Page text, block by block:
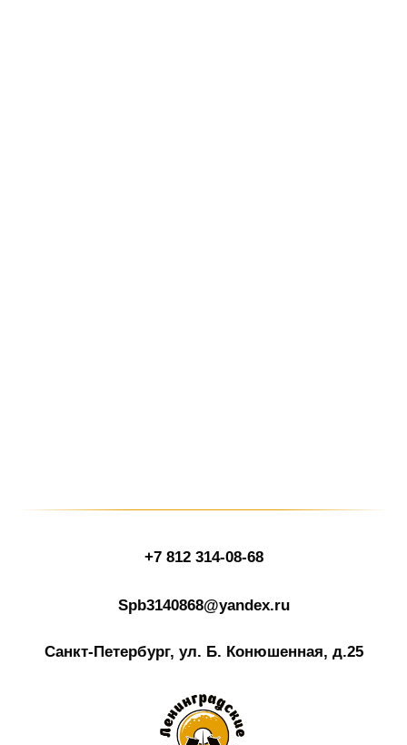
Spb3140868@yandex.ru
+7 812 314-08-68
Санкт-Петербург, ул. Б. Конюшенная, д.25